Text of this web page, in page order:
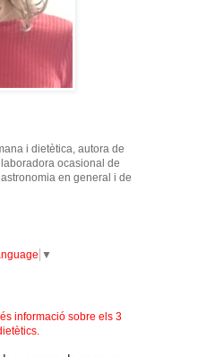
i dietètica, autora de
ocasional de
en general i de
▼
informació sobre els 3